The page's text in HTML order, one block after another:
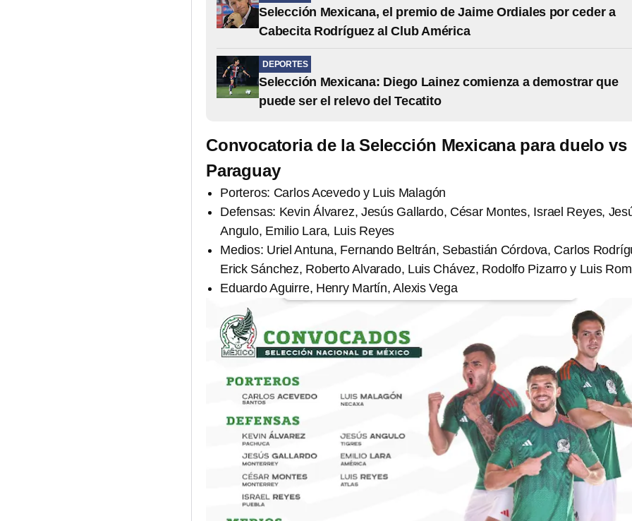
Selección Mexicana, el premio de Jaime Ordiales por ceder a
Cabecita Rodríguez al Club América
DEPORTES
Selección Mexicana: Diego Lainez comienza a demostrar que
puede ser el relevo del Tecatito
Convocatoria de la Selección Mexicana para duelo vs
Paraguay
Porteros: Carlos Acevedo y Luis Malagón
Defensas: Kevin Álvarez, Jesús Gallardo, César Montes, Israel Reyes,
Angulo, Emilio Lara, Luis Reyes
Medios: Uriel Antuna, Fernando Beltrán, Sebastián Córdova, Carlos
Erick Sánchez, Roberto Alvarado, Luis Chávez, Rodolfo Pizarro y Luis
Eduardo Aguirre, Henry Martín, Alexis Vega